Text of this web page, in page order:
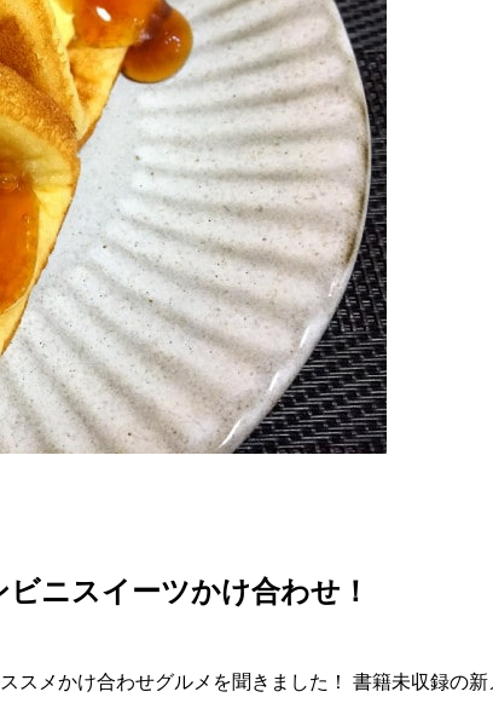
ニスイーツかけ合わせ！
スメかけ合わせグルメを聞きました！ 書籍未収録の新